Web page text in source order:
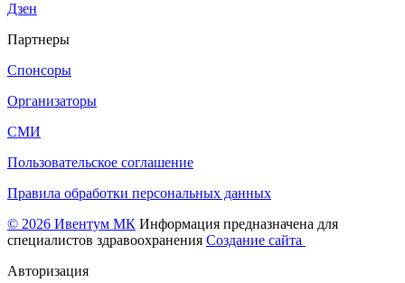
Дзен
Партнеры
Спонсоры
Организаторы
СМИ
Пользовательское соглашение
Правила обработки персональных данных
© 2026 Ивентум МК Информация предназначена для
специалистов здравоохранения Создание сайта
Авторизация